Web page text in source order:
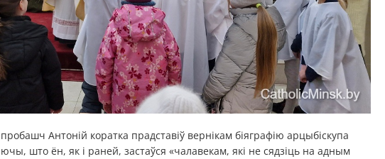
Антоній коратка прадставіў вернікам біяграфію арцыбіскупа
што ён, як і раней, застаўся «чалавекам, які не сядзіць на адным